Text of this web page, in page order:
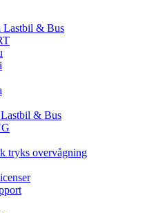
Lastbil & Bus
& Bus
tryks overvågning